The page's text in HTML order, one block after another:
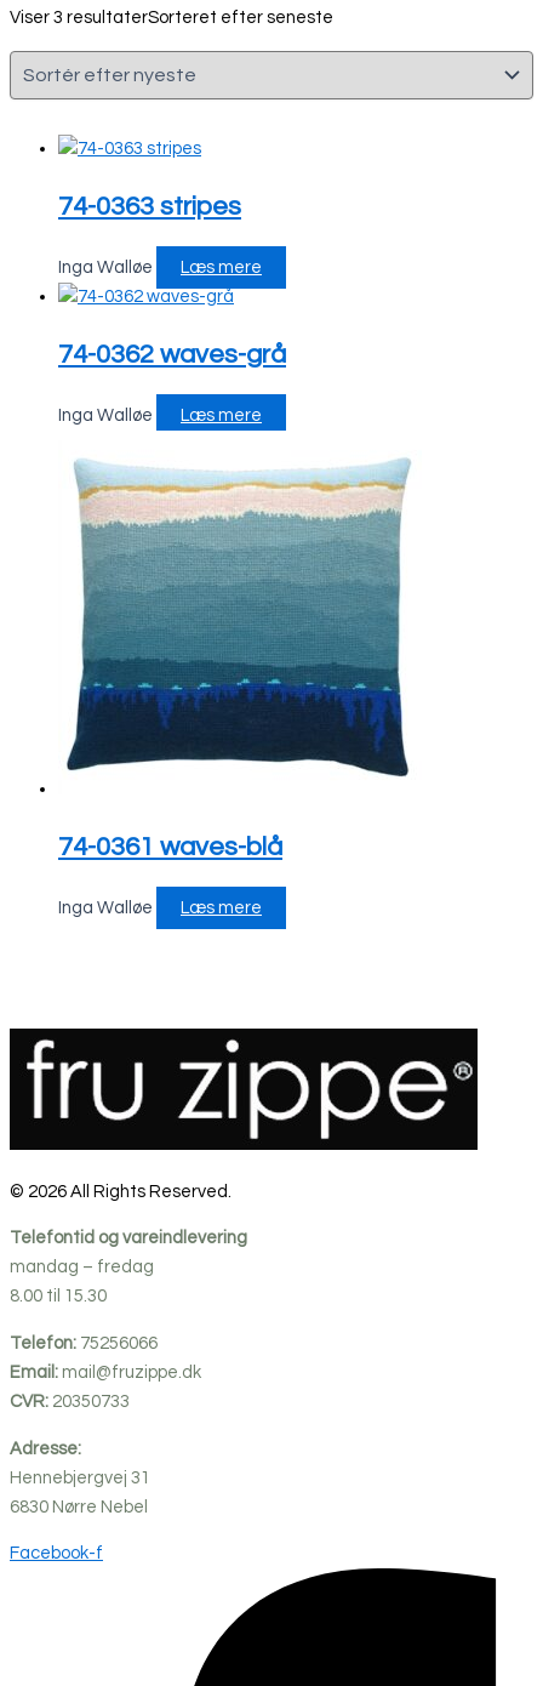
Viser 3 resultaterSorteret efter seneste
74-0363 stripes
Inga Walløe Læs mere
74-0362 waves-grå
Inga Walløe Læs mere
74-0361 waves-blå
Inga Walløe Læs mere
© 2026 All Rights Reserved.
Telefontid og vareindlevering
mandag – fredag
8.00 til 15.30
Telefon: 75256066
Email: mail@fruzippe.dk
CVR: 20350733
Adresse:
Hennebjergvej 31
6830 Nørre Nebel
Facebook-f